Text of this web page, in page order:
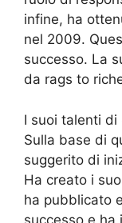
infine, ha
nel 2009.
successo. La
da rags to
I suoi talenti di
Sulla base di
suggerito di
Ha creato i
ha pubblicato
successo e ha